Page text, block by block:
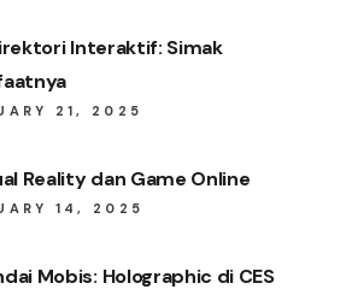
Interaktif: Simak
21, 2025
Reality dan Game Online
14, 2025
Mobis: Holographic di CES